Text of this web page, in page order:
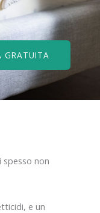
GRATUITA
non
e un